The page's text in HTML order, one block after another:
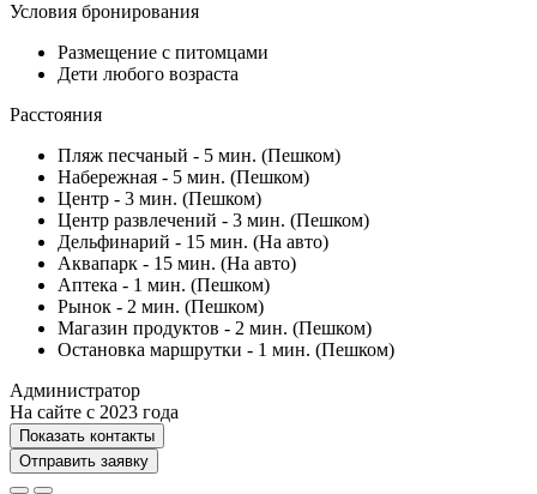
Условия бронирования
Размещение с питомцами
Дети любого возраста
Расстояния
Пляж песчаный - 5 мин. (Пешком)
Набережная - 5 мин. (Пешком)
Центр - 3 мин. (Пешком)
Центр развлечений - 3 мин. (Пешком)
Дельфинарий - 15 мин. (На авто)
Аквапарк - 15 мин. (На авто)
Аптека - 1 мин. (Пешком)
Рынок - 2 мин. (Пешком)
Магазин продуктов - 2 мин. (Пешком)
Остановка маршрутки - 1 мин. (Пешком)
Администратор
На сайте с 2023 года
Показать контакты
Отправить заявку